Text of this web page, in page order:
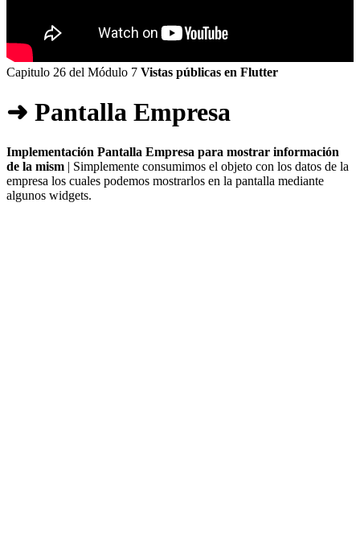
Capitulo 26 del Módulo 7 Vistas públicas en Flutter
➜ Pantalla Empresa
Implementación Pantalla Empresa para mostrar información
de la mism | Simplemente consumimos el objeto con los datos de la
empresa los cuales podemos mostrarlos en la pantalla mediante
algunos widgets.